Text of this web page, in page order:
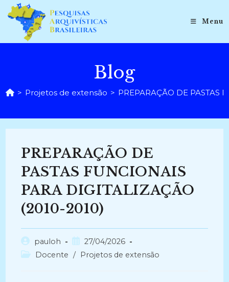
para
conteúdo
Menu
Blog
> Projetos de extensão > PREPARAÇÃO DE PASTAS
PREPARAÇÃO DE
PASTAS FUNCIONAIS
PARA DIGITALIZAÇÃO
(2010-2010)
Autor
do
pauloh
Post
publicado:
27/04/2026
Categoria
Docente / Projetos de extensão